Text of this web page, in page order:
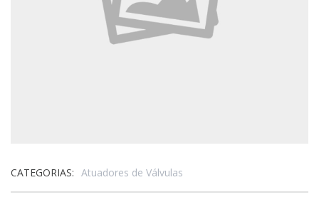
CATEGORIAS: Atuadores de Válvulas